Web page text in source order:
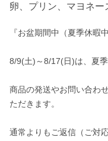
卵、プリン、マヨネー
『お盆期間中（夏季休暇
8/9(土)～8/17(日)は、夏季
商品の発送やお問い合わ
ただきます。
通常よりもご返信（ご対